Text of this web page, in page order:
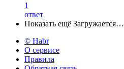
1
ответ
Показать ещё Загружается…
© Habr
О сервисе
Правила